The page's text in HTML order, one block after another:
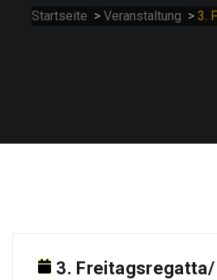
Startseite > Veranstaltung > 3.
3. Freitagsregatta/